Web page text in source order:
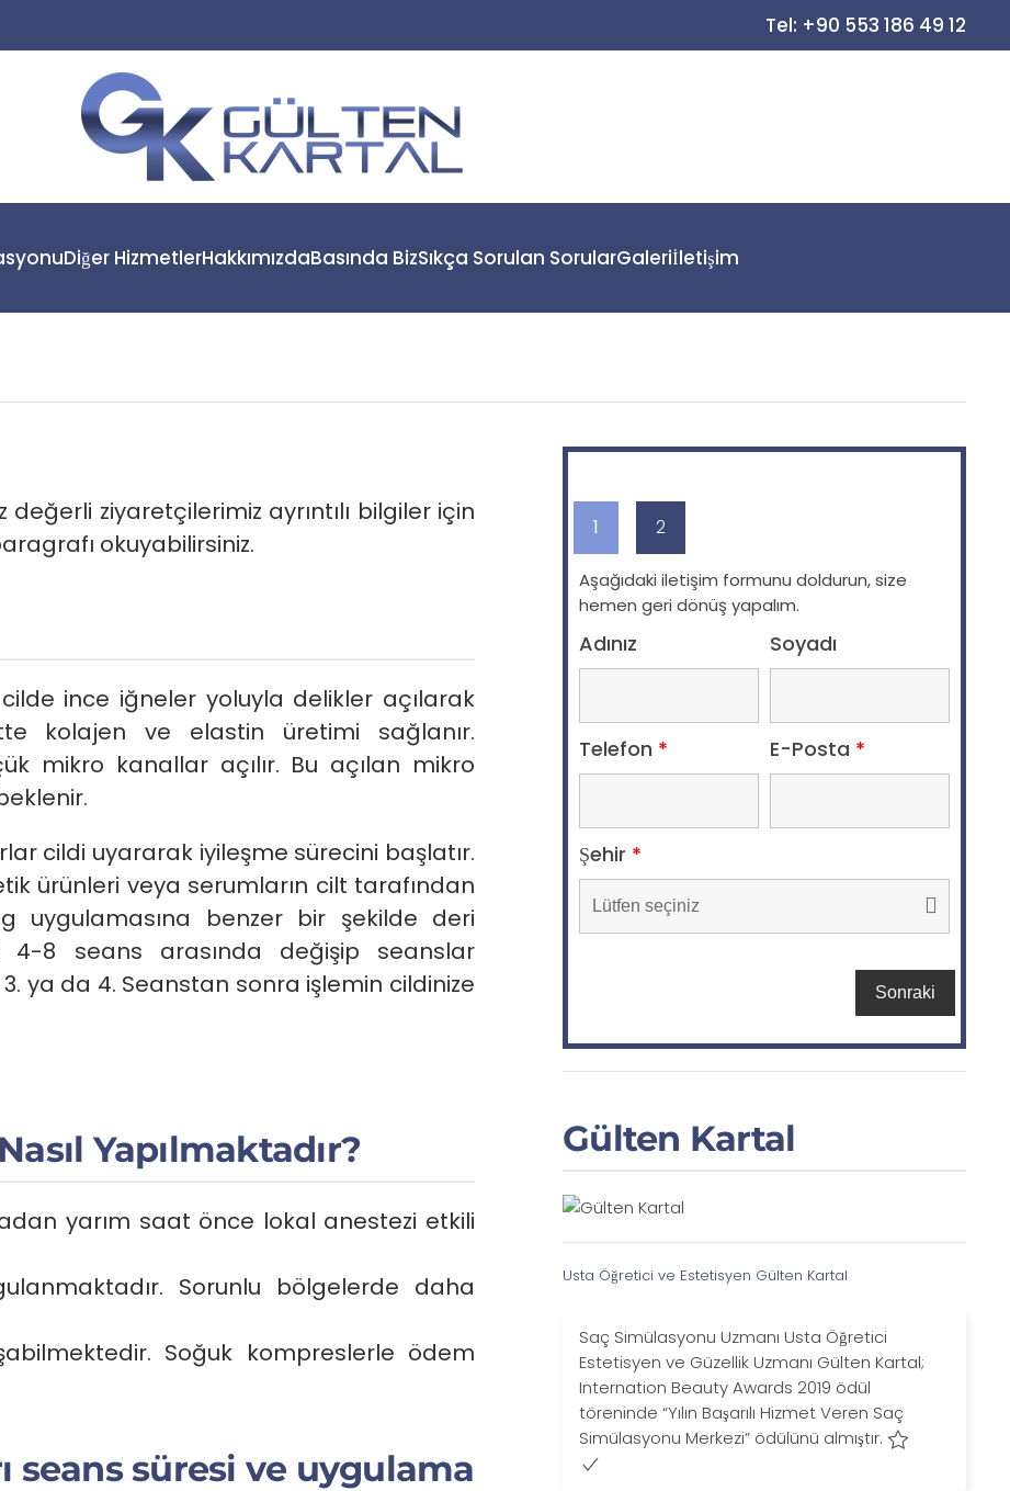
Tel: +90 553 186 49 12
Diğer HizmetlerHakkımızdaBasında BizSıkça Sorulan SorularGaleriİletişim
ziyaretçilerimiz ayrıntılı bilgiler için
okuyabilirsiniz.
ince iğneler yoluyla delikler açılarak
kolajen ve elastin üretimi sağlanır.
mikro kanallar açılır. Bu açılan mikro
cildi uyararak iyileşme sürecini başlatır.
ürünleri veya serumların cilt tarafından
uygulamasına benzer bir şekilde deri
4-8 seans arasında değişip seanslar
ya da 4. Seanstan sonra işlemin cildinize
Yapılmaktadır?
yarım saat önce lokal anestezi etkili
Sorunlu bölgelerde daha
Soğuk kompreslerle ödem
seans süresi ve uygulama
1 2
Aşağıdaki iletişim formunu doldurun, size
hemen geri dönüş yapalım.
Adınız Soyadı
Telefon * E-Posta *
Şehir *
Gülten Kartal
Usta Öğretici ve Estetisyen Gülten Kartal
Saç Simülasyonu Uzmanı Usta Öğretici
Estetisyen ve Güzellik Uzmanı Gülten Kartal;
Internation Beauty Awards 2019 ödül
töreninde “Yılın Başarılı Hizmet Veren Saç
Simülasyonu Merkezi” ödülünü almıştır.